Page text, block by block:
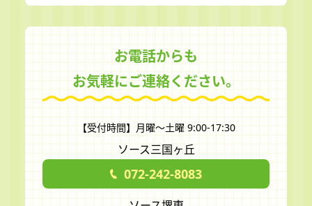
お電話からも
お気軽にご連絡ください。
【受付時間】月曜～土曜 9:00-17:30
ソース三国ヶ丘
072-242-8083